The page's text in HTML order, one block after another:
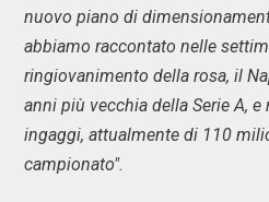
nuovo piano di
abbiamo raccontato nelle
ringiovanimento della rosa, il
anni più vecchia della Serie A,
ingaggi, attualmente di 110
campionato".